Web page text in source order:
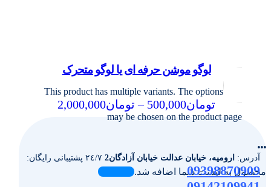
لوگو موشن حرفه ای یا لوگو متحرک
تومان500,000
– تومان2,000,000
This product has multiple variants. The options
may be chosen on the product page
...
محصول به لیست شما اضافه شد.
آدرس: ارومیه، خیابان عدالت خیابان آزادگان2 ٢٤/٧ پشتیبانی رایگان:
09398870909